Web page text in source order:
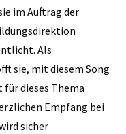
im Auftrag der
Als
sie, mit diesem Song
für dieses Thema
Empfang bei
sicher